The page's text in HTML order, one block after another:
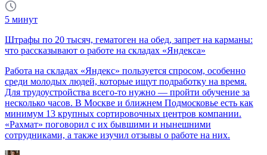
5 минут
Штрафы по 20 тысяч, гематоген на обед, запрет на карманы:
что рассказывают о работе на складах «Яндекса»
Работа на складах «Яндекс» пользуется спросом, особенно
среди молодых людей, которые ищут подработку на время.
Для трудоустройства всего-то нужно — пройти обучение за
несколько часов. В Москве и ближнем Подмосковье есть как
минимум 13 крупных сортировочных центров компании.
«Рахмат» поговорил с их бывшими и нынешними
сотрудниками, а также изучил отзывы о работе на них.